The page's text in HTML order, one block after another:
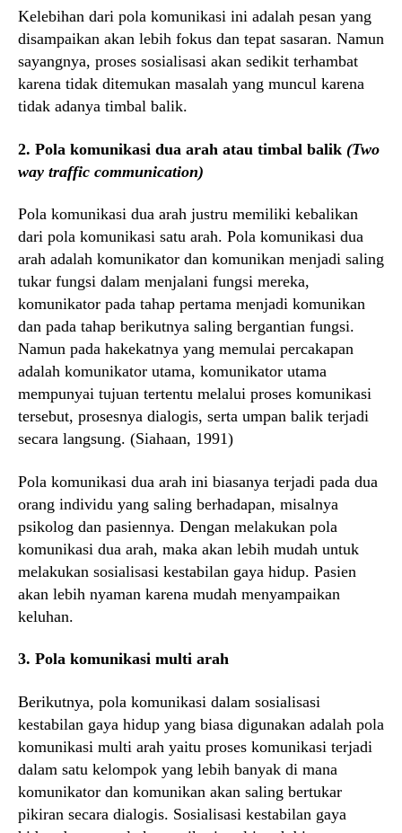
Kelebihan dari pola komunikasi ini adalah pesan yang
disampaikan akan lebih fokus dan tepat sasaran. Namun
sayangnya, proses sosialisasi akan sedikit terhambat
karena tidak ditemukan masalah yang muncul karena
tidak adanya timbal balik.
2. Pola komunikasi dua arah atau timbal balik (Two
way traffic communication)
Pola komunikasi dua arah justru memiliki kebalikan
dari pola komunikasi satu arah. Pola komunikasi dua
arah adalah komunikator dan komunikan menjadi saling
tukar fungsi dalam menjalani fungsi mereka,
komunikator pada tahap pertama menjadi komunikan
dan pada tahap berikutnya saling bergantian fungsi.
Namun pada hakekatnya yang memulai percakapan
adalah komunikator utama, komunikator utama
mempunyai tujuan tertentu melalui proses komunikasi
tersebut, prosesnya dialogis, serta umpan balik terjadi
secara langsung. (Siahaan, 1991)
Pola komunikasi dua arah ini biasanya terjadi pada dua
orang individu yang saling berhadapan, misalnya
psikolog dan pasiennya. Dengan melakukan pola
komunikasi dua arah, maka akan lebih mudah untuk
melakukan sosialisasi kestabilan gaya hidup. Pasien
akan lebih nyaman karena mudah menyampaikan
keluhan.
3. Pola komunikasi multi arah
Berikutnya, pola komunikasi dalam sosialisasi
kestabilan gaya hidup yang biasa digunakan adalah pola
komunikasi multi arah yaitu proses komunikasi terjadi
dalam satu kelompok yang lebih banyak di mana
komunikator dan komunikan akan saling bertukar
pikiran secara dialogis. Sosialisasi kestabilan gaya